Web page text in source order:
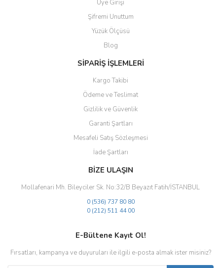
Üye Girişi
Şifremi Unuttum
Yüzük Ölçüsü
Blog
SİPARİŞ İŞLEMLERİ
Kargo Takibi
Ödeme ve Teslimat
Gizlilik ve Güvenlik
Garanti Şartları
Mesafeli Satış Sözleşmesi
İade Şartları
BİZE ULAŞIN
Mollafenari Mh. Bileyciler Sk. No:32/B Beyazıt Fatih/İSTANBUL
0 (536) 737 80 80
0 (212) 511 44 00
E-Bültene Kayıt Ol!
Fırsatları, kampanya ve duyuruları ile ilgili e-posta almak ister misiniz?